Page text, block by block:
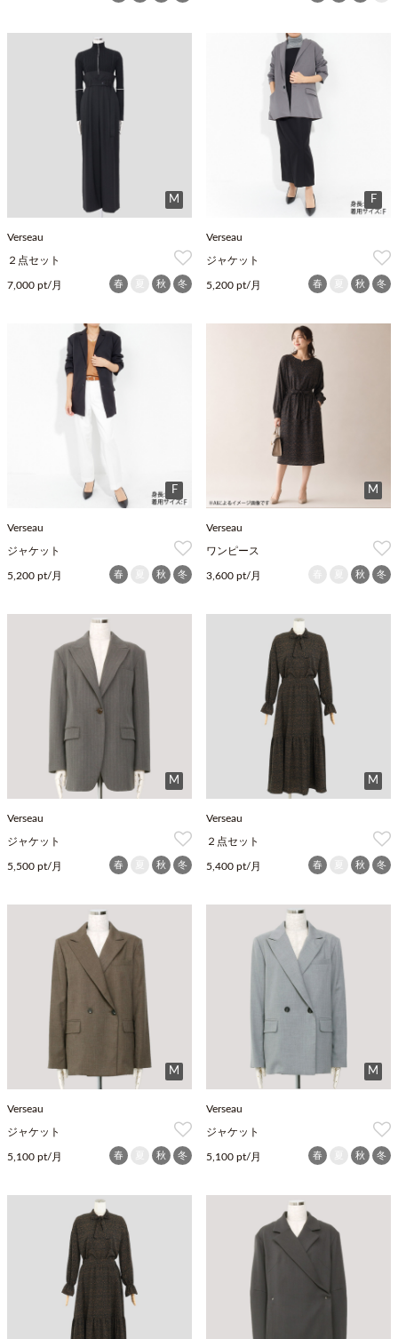
M
Verseau
２点セット
7,000 pt/月 春 秋 冬
F
Verseau
ジャケット
5,200 pt/月 春 秋 冬
F
Verseau
ジャケット
5,200 pt/月 春 秋 冬
M
Verseau
ワンピース
3,600 pt/月 秋 冬
M
Verseau
ジャケット
5,500 pt/月 春 秋 冬
M
Verseau
２点セット
5,400 pt/月 春 秋 冬
M
Verseau
ジャケット
5,100 pt/月 春 秋 冬
M
Verseau
ジャケット
5,100 pt/月 春 秋 冬